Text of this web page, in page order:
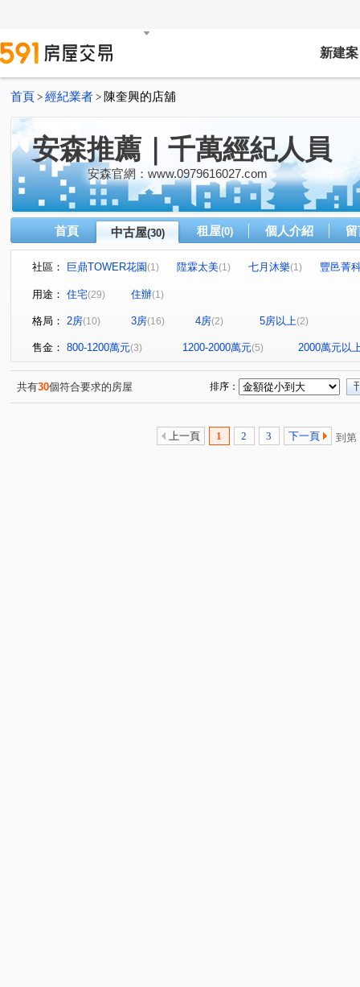
新建案
首頁 > 經紀業者 > 陳奎興的店舖
安森推薦｜千萬經紀人員
安森官網：www.0979616027.com
首頁 中古屋(30) 租屋(0) 個人介紹
社區： 巨鼎TOWER花園(1) 陞霖太美(1) 七月沐樂(1)
豐邑菁
惠宇一清庭
惠宇朗庭
豐邑大境豐藝 (1) 寶輝THE SPRINGS (1) 合新城峰
櫻花知築(1) 惠宇碧柳 (1) 惠宇MYPARK 學田路(1)
景賢路(1) 春安路(1) 軍福十八路(2) 大墩四街(1)
敦
惠中路(2) 館前路 南興北二路(1) 四平路(1)
市政
大墩一街(1) 敦和路(1) 永春東七路(1) 埔東街(1)
精
用途： 住宅(29) 住辦(1)
格局： 2房(10) 3房(16) 4房(2) 5房以上(2)
售金： 800-1200萬元(3) 1200-2000萬元(5) 2000萬元以
共有30個符合要求的房屋 排序：
上一頁 1 2 3 下一頁 到第